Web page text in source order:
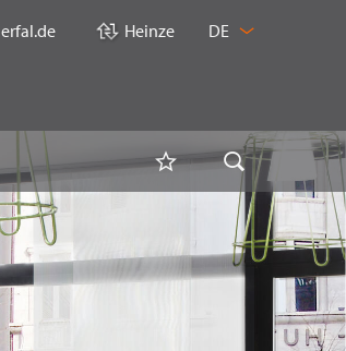
Merkliste
erfal.de Heinze
WECHSELN
DE